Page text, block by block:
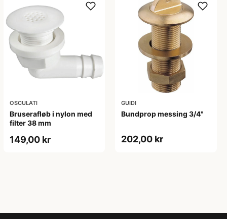
OSCULATI
Bruserafløb i nylon med
filter 38 mm
149,00 kr
GUIDI
Bundprop messing 3/4"
202,00 kr